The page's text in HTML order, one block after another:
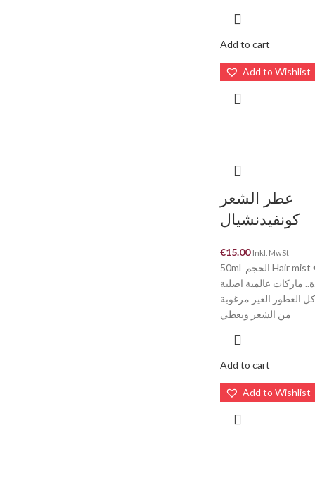
Add to cart
Add to Wishlist
عطر الشعر
كونفيدنشيال
€15.00 Inkl. MwSt
50ml الحجم Hair mist ❤️ عطور
ماركات عالمية اصلية
العطور الغير مرغوبة
من الشعر ويعطي
Add to cart
Add to Wishlist